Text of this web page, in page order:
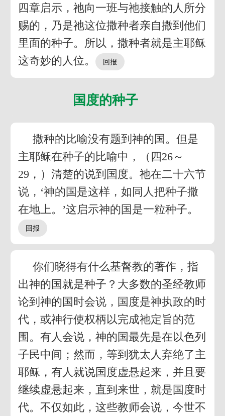
四章启示，祂向一班与祂接触的人所分
赐的，乃是祂这位撒种者亲自撒到他们
里面的种子。所以，撒种者就是主耶稣
这奇妙的人位。
国度的种子
撒种的比喻没有题到神的国。但是
主耶稣在种子的比喻中，（四26～
29，）清楚的说到国度。祂在二十六节
说，‘神的国是这样，如同人把种子撒
在地上。’这启示神的国是一粒种子。
你们晓得有什么基督教的著作，指
出神的国就是种子？大多数的圣经教师
论到神的国时会说，国度是神执政的时
代，或神行使权柄以完成祂定旨的范
围。有人会说，神的国最先是在以色列
子民中间；然而，等到犹太人弃绝了主
耶稣，有人就说国度虚悬起来，并且要
继续虚悬起来，直到来世，就是国度时
代。不仅如此，这些教师会说，今世不